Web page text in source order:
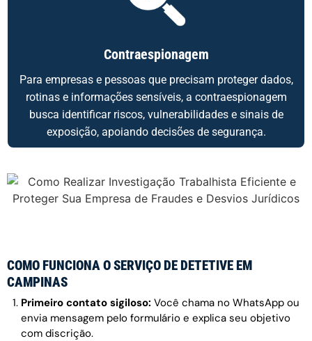
Contraespionagem
Para empresas e pessoas que precisam proteger dados,
rotinas e informações sensíveis, a contraespionagem
busca identificar riscos, vulnerabilidades e sinais de
exposição, apoiando decisões de segurança.
COMO FUNCIONA O SERVIÇO DE DETETIVE EM
CAMPINAS
Primeiro contato sigiloso: Você chama no WhatsApp ou
envia mensagem pelo formulário e explica seu objetivo
com discrição.